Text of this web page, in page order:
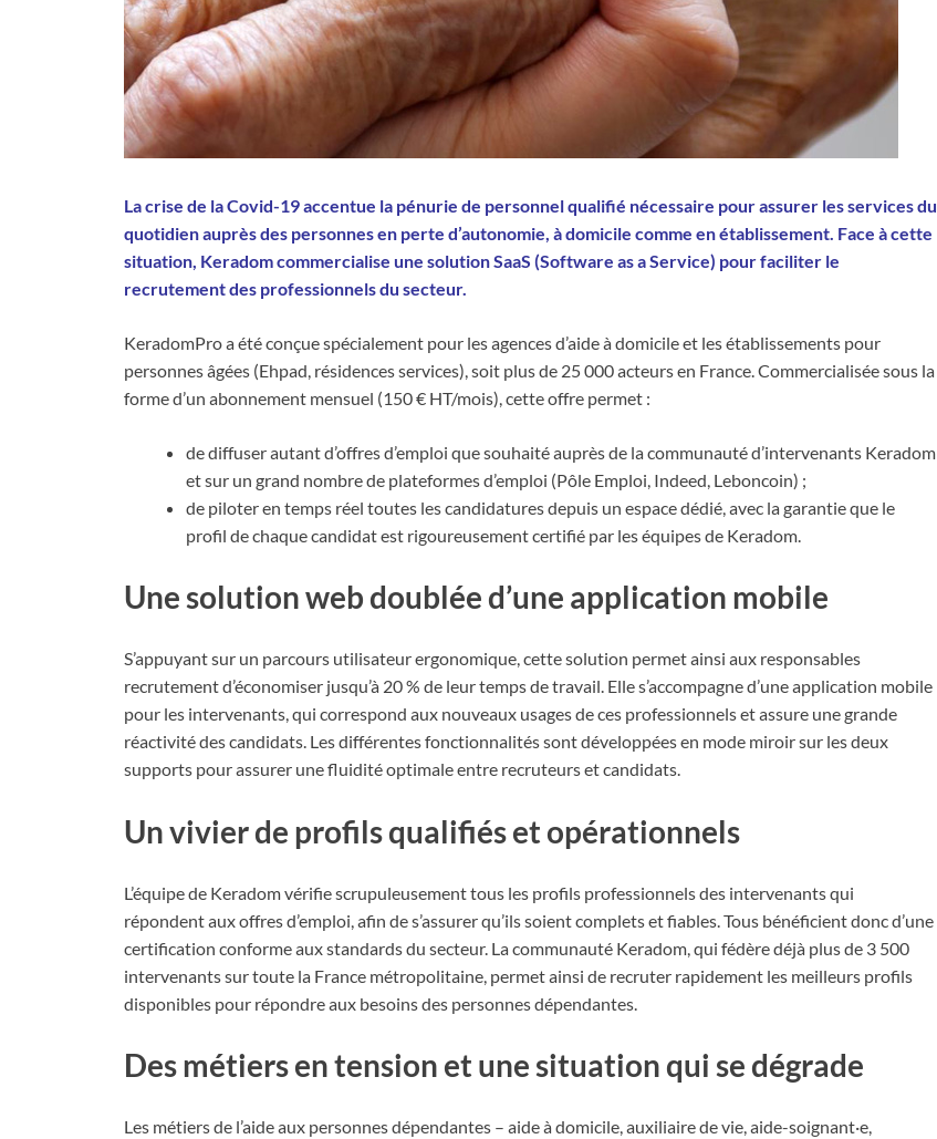
La crise de la Covid-19 accentue la pénurie de personnel qualifié nécessaire pour assurer les services du
quotidien auprès des personnes en perte d’autonomie, à domicile comme en établissement. Face à cette
situation, Keradom commercialise une solution SaaS (Software as a Service) pour faciliter le
recrutement des professionnels du secteur.
KeradomPro a été conçue spécialement pour les agences d’aide à domicile et les établissements pour
personnes âgées (Ehpad, résidences services), soit plus de 25 000 acteurs en France. Commercialisée sous la
forme d’un abonnement mensuel (150 € HT/mois), cette offre permet :
de diffuser autant d’offres d’emploi que souhaité auprès de la communauté d’intervenants Keradom
et sur un grand nombre de plateformes d’emploi (Pôle Emploi, Indeed, Leboncoin) ;
de piloter en temps réel toutes les candidatures depuis un espace dédié, avec la garantie que le
profil de chaque candidat est rigoureusement certifié par les équipes de Keradom.
Une solution web doublée d’une application mobile
S’appuyant sur un parcours utilisateur ergonomique, cette solution permet ainsi aux responsables
recrutement d’économiser jusqu’à 20 % de leur temps de travail. Elle s’accompagne d’une application mobile
pour les intervenants, qui correspond aux nouveaux usages de ces professionnels et assure une grande
réactivité des candidats. Les différentes fonctionnalités sont développées en mode miroir sur les deux
supports pour assurer une fluidité optimale entre recruteurs et candidats.
Un vivier de profils qualifiés et opérationnels
L’équipe de Keradom vérifie scrupuleusement tous les profils professionnels des intervenants qui
répondent aux offres d’emploi, afin de s’assurer qu’ils soient complets et fiables. Tous bénéficient donc d’une
certification conforme aux standards du secteur. La communauté Keradom, qui fédère déjà plus de 3 500
intervenants sur toute la France métropolitaine, permet ainsi de recruter rapidement les meilleurs profils
disponibles pour répondre aux besoins des personnes dépendantes.
Des métiers en tension et une situation qui se dégrade
Les métiers de l’aide aux personnes dépendantes – aide à domicile, auxiliaire de vie, aide-soignant·e,